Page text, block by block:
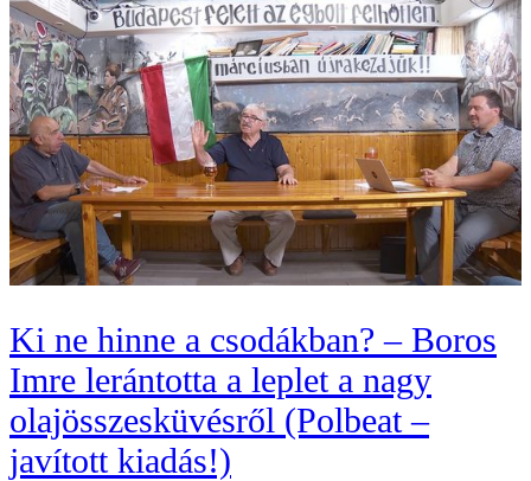
Ki ne hinne a csodákban? – Boros
Imre lerántotta a leplet a nagy
olajösszesküvésről (Polbeat –
javított kiadás!)